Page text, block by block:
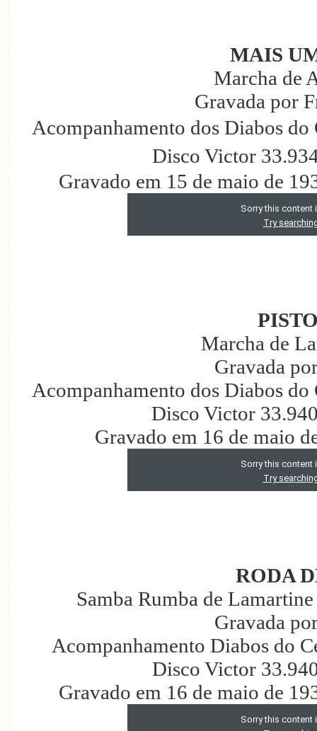
MAIS
Marcha de
Gravada por
Acompanhamento dos Diabos
Disco Victor
Gravado em 15 de maio de
Marcha de
Gravada
Acompanhamento dos Diabos
Disco Victor
Gravado em 16 de maio
RODA
Samba Rumba de
Gravada
Acompanhamento Diabos do
Disco Victor
Gravado em 16 de maio de